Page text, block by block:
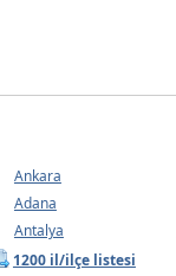
Ankara
Adana
Antalya
1200 il/ilçe listesi